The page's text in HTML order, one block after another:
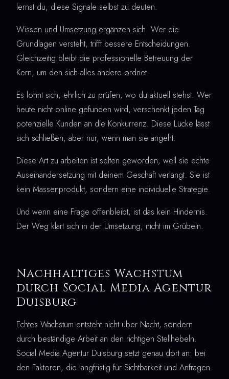
lernst du, diese Signale selbst zu deuten.
Wissen und Umsetzung ergänzen sich. Wer die
Grundlagen versteht, trifft bessere Entscheidungen.
Gleichzeitig bleibt die professionelle Betreuung der
Kern, um den sich alles andere ordnet.
Es lohnt sich, ehrlich zu prüfen, wo du aktuell stehst. Wer
heute nicht online gefunden wird, verschenkt jeden Tag
potenzielle Kunden an die Konkurrenz. Diese Lücke lässt
sich schließen, aber nur, wenn man sie angeht.
Diese Art zu arbeiten ist selten geworden, weil sie echte
Auseinandersetzung mit deinem Geschäft verlangt. Sie ist
kein Massenprodukt, sondern eine individuelle Strategie.
Und wenn eine Frage offenbleibt, ist das kein Hindernis.
Der Weg klärt sich in der Umsetzung, nicht im Grübeln.
Nachhaltiges Wachstum
durch Social Media Agentur
Duisburg
Echtes Wachstum entsteht nicht über Nacht, sondern
durch beständige Arbeit an den richtigen Stellhebeln.
Social Media Agentur Duisburg setzt genau dort an: bei
den Faktoren, die langfristig für Sichtbarkeit und Anfragen